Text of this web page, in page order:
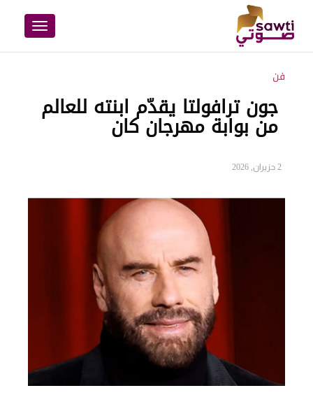
Toggle
navigation
فن
جون ترافولتا يقدّم ابنته للعالم
من بوابة مهرجان كان
2 حزيران, 2026